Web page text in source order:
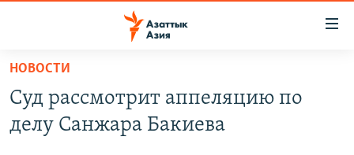
Вернуться
основному
содержанию
Вернутся
КАЗАХСТАН
НОВОСТИ
ВОЙНА В УКРАИНЕ
НОВОСТИ
Суд рассмотрит аппеляцию по
делу Санжара Бакиева